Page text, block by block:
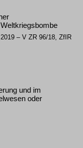
– V ZR 96/18, ZfIR
und im
oder